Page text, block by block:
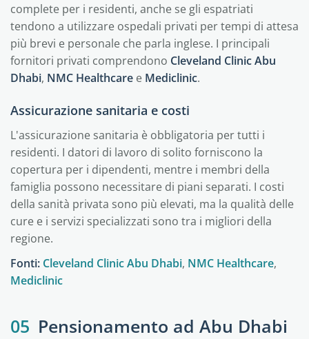
complete per i residenti, anche se gli espatriati
tendono a utilizzare ospedali privati per tempi di attesa
più brevi e personale che parla inglese. I principali
fornitori privati comprendono Cleveland Clinic Abu
Dhabi, NMC Healthcare e Mediclinic.
Assicurazione sanitaria e costi
L'assicurazione sanitaria è obbligatoria per tutti i
residenti. I datori di lavoro di solito forniscono la
copertura per i dipendenti, mentre i membri della
famiglia possono necessitare di piani separati. I costi
della sanità privata sono più elevati, ma la qualità delle
cure e i servizi specializzati sono tra i migliori della
regione.
Fonti: Cleveland Clinic Abu Dhabi, NMC Healthcare,
Mediclinic
05 Pensionamento ad Abu Dhabi